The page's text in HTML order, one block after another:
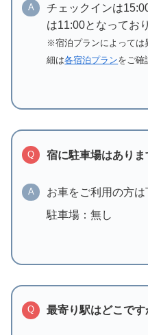
A
チェックインは
は11:00となってお
※宿泊プランによっては
細は各宿泊プランをご確
Q 宿に駐車場はありま
A
お車をご利用の方は
駐車場：無し
Q 最寄り駅はどこです